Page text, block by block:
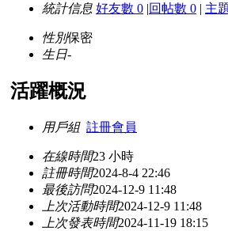
統計信息 好友數 0 |回帖數 0 | 主
性別保密
生日-
活躍概況
用戶組 註冊會員
在線時間23 小時
註冊時間2024-8-4 22:46
最後訪問2024-12-9 11:48
上次活動時間2024-12-9 11:48
上次發表時間2024-11-19 18:15